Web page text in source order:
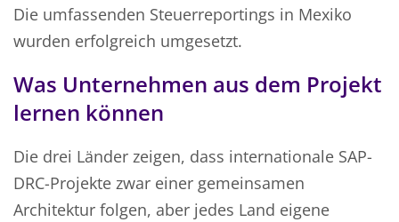
Die umfassenden Steuerreportings in Mexiko
wurden erfolgreich umgesetzt.
Was Unternehmen aus dem Projekt
lernen können
Die drei Länder zeigen, dass internationale SAP-
DRC-Projekte zwar einer gemeinsamen
Architektur folgen, aber jedes Land eigene